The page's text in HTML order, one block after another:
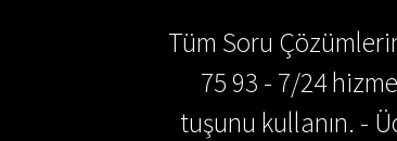
Tüm Soru
75 93 - 7/24
tuşunu kullanın. -